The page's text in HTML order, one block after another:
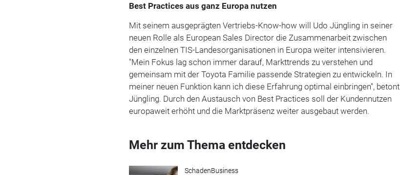
Best Practices aus ganz Europa nutzen
Mit seinem ausgeprägten Vertriebs-Know-how will Udo Jüngling in seiner
neuen Rolle als European Sales Director die Zusammenarbeit zwischen
den einzelnen TIS-Landesorganisationen in Europa weiter intensivieren.
"Mein Fokus lag schon immer darauf, Markttrends zu verstehen und
gemeinsam mit der Toyota Familie passende Strategien zu entwickeln. In
meiner neuen Funktion kann ich diese Erfahrung optimal einbringen", betont
Jüngling. Durch den Austausch von Best Practices soll der Kundennutzen
europaweit erhöht und die Marktpräsenz weiter ausgebaut werden.
Mehr zum Thema entdecken
SchadenBusiness